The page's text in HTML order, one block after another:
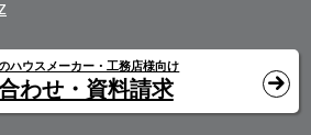
ハウスメーカー・工務店様向け
わせ・資料請求